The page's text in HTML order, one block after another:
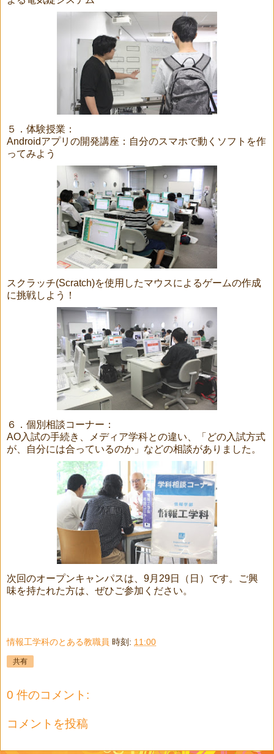
５．体験授業：
Androidアプリの開発講座：自分のスマホで動くソフトを作
ってみよう
スクラッチ(Scratch)を使用したマウスによるゲームの作成
に挑戦しよう！
６．個別相談コーナー：
AO入試の手続き、メディア学科との違い、「どの入試方式
が、自分には合っているのか」などの相談がありました。
次回のオープンキャンパスは、9月29日（日）です。ご興
味を持たれた方は、ぜひご参加ください。
情報工学科のとある教職員 時刻: 11:00
共有
0 件のコメント:
コメントを投稿